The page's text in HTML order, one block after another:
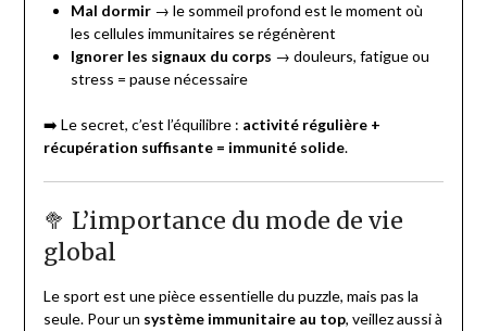
Mal dormir→ le sommeil profond est le moment où
les cellules immunitaires se régénèrent
Ignorer les signaux du corps → douleurs, fatigue ou
stress = pause nécessaire
➡️ Le secret, c’est l’équilibre : activité régulière +
récupération suffisante = immunité solide.
🥦 L’importance du mode de vie
global
Le sport est une pièce essentielle du puzzle, mais pas la
seule. Pour un système immunitaire au top, veillez aussi à